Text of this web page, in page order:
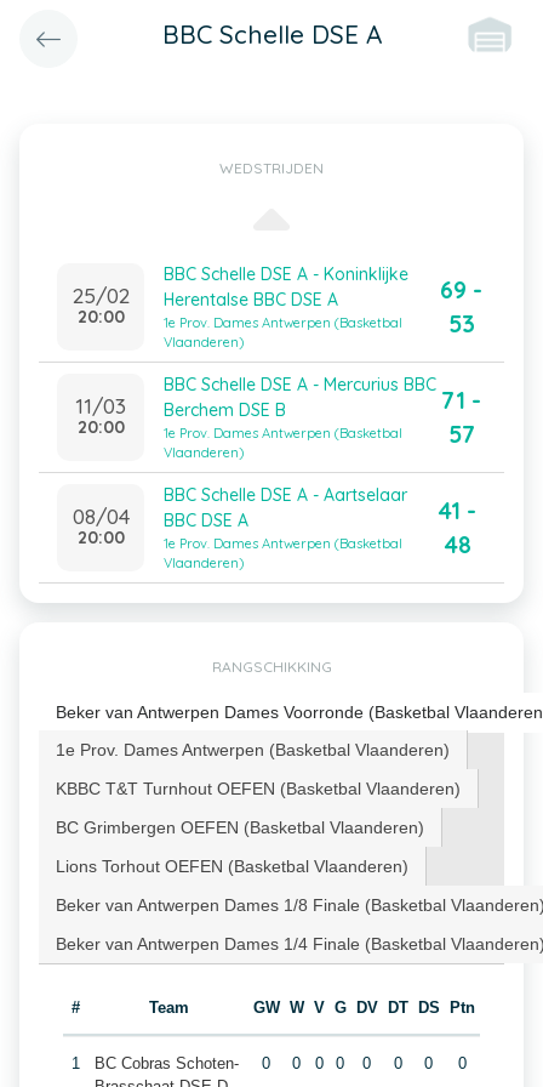
BBC Schelle DSE A
WEDSTRIJDEN
25/02
20:00
BBC Schelle DSE A - Koninklijke
Herentalse BBC DSE A
1e Prov. Dames Antwerpen (Basketbal
Vlaanderen)
69 -
53
11/03
20:00
BBC Schelle DSE A - Mercurius BBC
Berchem DSE B
1e Prov. Dames Antwerpen (Basketbal
Vlaanderen)
71 -
57
08/04
20:00
BBC Schelle DSE A - Aartselaar
BBC DSE A
1e Prov. Dames Antwerpen (Basketbal
Vlaanderen)
41 -
48
RANGSCHIKKING
Beker van Antwerpen Dames Voorronde (Basketbal
1e Prov. Dames Antwerpen (Basketbal Vlaanderen)
KBBC T&T Turnhout OEFEN (Basketbal Vlaanderen)
BC Grimbergen OEFEN (Basketbal Vlaanderen)
Lions Torhout OEFEN (Basketbal Vlaanderen)
Beker van Antwerpen Dames 1/8 Finale (Basketbal
Beker van Antwerpen Dames 1/4 Finale (Basketbal
# Team GW W V G DV DT DS Ptn
1
BC Cobras Schoten-
0 0 0 0 0 0 0 0